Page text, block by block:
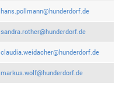
hans.pollmann@hunderdorf.de
sandra.rother@hunderdorf.de
claudia.weidacher@hunderdorf.de
markus.wolf@hunderdorf.de